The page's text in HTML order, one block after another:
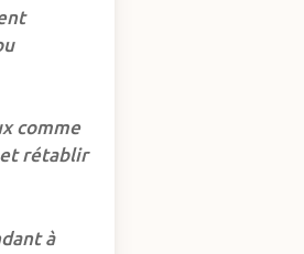
comme
rétablir
à